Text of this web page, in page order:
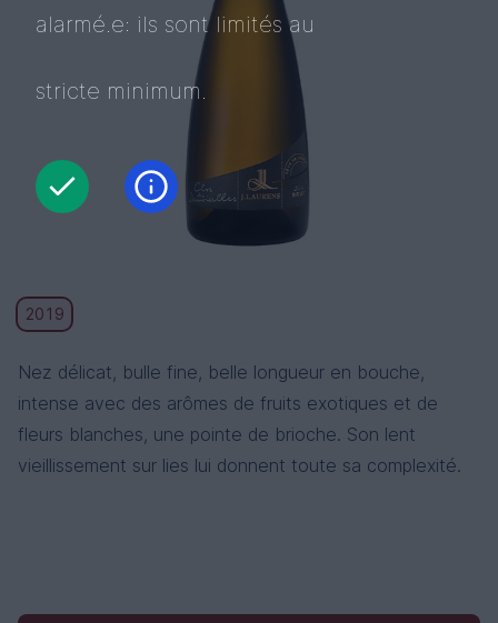
2019
Nez délicat, bulle fine, belle longueur en bouche,
intense avec des arômes de fruits exotiques et de
fleurs blanches, une pointe de brioche. Son lent
vieillissement sur lies lui donnent toute sa complexité.
alarmé.e: ils sont limités au
stricte minimum.